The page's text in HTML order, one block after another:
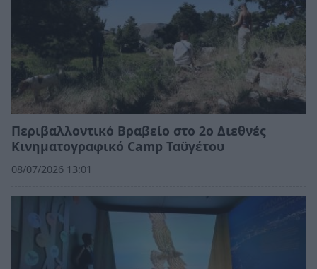
Περιβαλλοντικό Βραβείο στο 2ο Διεθνές
Κινηματογραφικό Camp Ταϋγέτου
08/07/2026 13:01